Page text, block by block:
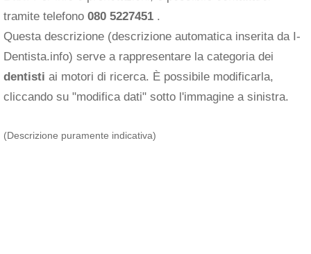
tramite telefono 080 5227451 .
Questa descrizione (descrizione automatica inserita da I-
Dentista.info) serve a rappresentare la categoria dei
dentisti ai motori di ricerca. È possibile modificarla,
cliccando su "modifica dati" sotto l'immagine a sinistra.
(Descrizione puramente indicativa)